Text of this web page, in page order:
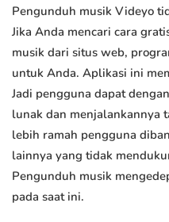
Pengunduh musik Videyo
Jika Anda mencari cara
musik dari situs web,
untuk Anda. Aplikasi ini
Jadi pengguna dapat
lunak dan menjalankannya
lebih ramah pengguna
lainnya yang tidak
Pengunduh musik
pada saat ini.